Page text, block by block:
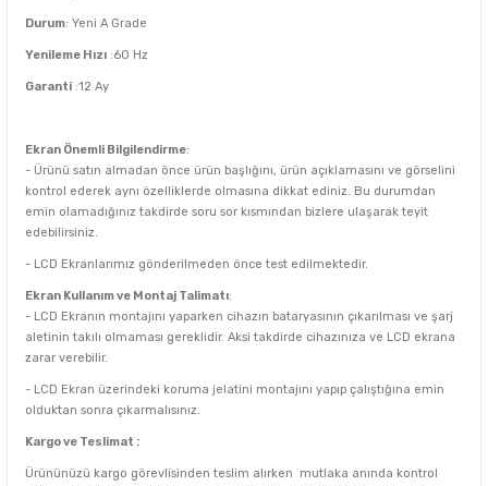
Durum: Yeni A Grade
Yenileme Hızı :60 Hz
Garanti :12 Ay
Ekran Önemli Bilgilendirme:
- Ürünü satın almadan önce ürün başlığını, ürün açıklamasını ve görselini
kontrol ederek aynı özelliklerde olmasına dikkat ediniz. Bu durumdan
emin olamadığınız takdirde soru sor kısmından bizlere ulaşarak teyit
edebilirsiniz.
- LCD Ekranlarımız gönderilmeden önce test edilmektedir.
Ekran Kullanım ve Montaj Talimatı:
- LCD Ekranın montajını yaparken cihazın bataryasının çıkarılması ve şarj
aletinin takılı olmaması gereklidir. Aksi takdirde cihazınıza ve LCD ekrana
zarar verebilir.
- LCD Ekran üzerindeki koruma jelatini montajını yapıp çalıştığına emin
olduktan sonra çıkarmalısınız.
Kargo ve Teslimat :
Ürününüzü kargo görevlisinden teslim alırken mutlaka anında kontrol